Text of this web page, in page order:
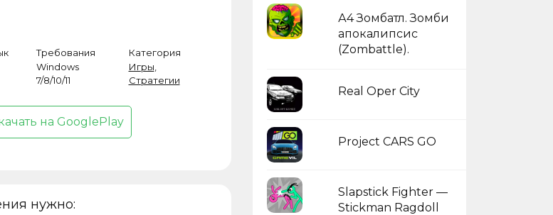
Требования
Windows
7/8/10/11
Категория
Игры
Стратегии
на GooglePlay
нужно:
А4 Зомбатл. Зомби
апокалипсис
(Zombattle).
Real Oper City
Project CARS GO
Slapstick Fighter —
Stickman Ragdoll